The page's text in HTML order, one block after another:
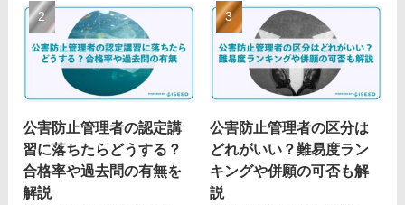
公害防止管理者の認定講
習に落ちたらどうする？
合格率や過去問の有無を
解説
公害防止管理者の区分は
どれがいい？難易度ラン
キングや併願の可否も解
説